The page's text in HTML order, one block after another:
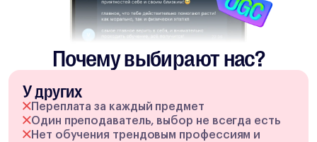
Почему выбирают нас?
У других
Переплата за каждый предмет
Один преподаватель, выбор не всегда есть
Нет обучения трендовым профессиям и